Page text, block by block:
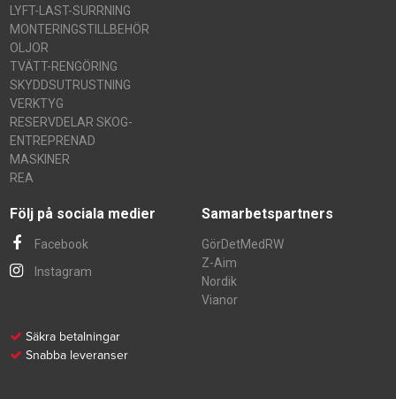
LYFT-LAST-SURRNING
MONTERINGSTILLBEHÖR
OLJOR
TVÄTT-RENGÖRING
SKYDDSUTRUSTNING
VERKTYG
RESERVDELAR SKOG-
ENTREPRENAD
MASKINER
REA
Följ på sociala medier
Facebook
Instagram
Samarbetspartners
GörDetMedRW
Z-Aim
Nordik
Vianor
Säkra betalningar
Snabba leveranser